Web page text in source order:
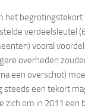
het
verdeelsleutel
vooral
overheden
een overschot)
steeds een tekort
zich om in 2011